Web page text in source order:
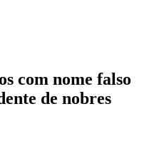
com nome falso
de nobres